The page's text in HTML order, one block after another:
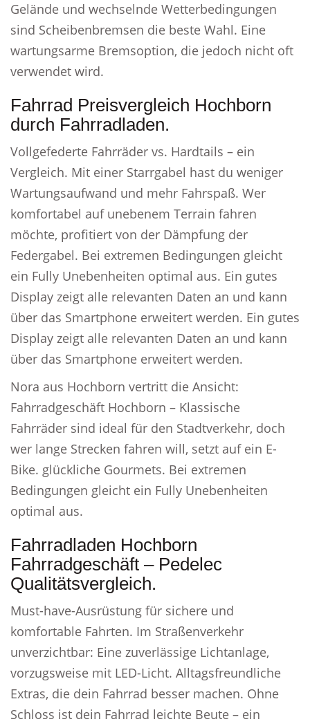
Gelände und wechselnde Wetterbedingungen
sind Scheibenbremsen die beste Wahl. Eine
wartungsarme Bremsoption, die jedoch nicht oft
verwendet wird.
Fahrrad Preisvergleich Hochborn
durch Fahrradladen.
Vollgefederte Fahrräder vs. Hardtails – ein
Vergleich. Mit einer Starrgabel hast du weniger
Wartungsaufwand und mehr Fahrspaß. Wer
komfortabel auf unebenem Terrain fahren
möchte, profitiert von der Dämpfung der
Federgabel. Bei extremen Bedingungen gleicht
ein Fully Unebenheiten optimal aus. Ein gutes
Display zeigt alle relevanten Daten an und kann
über das Smartphone erweitert werden. Ein gutes
Display zeigt alle relevanten Daten an und kann
über das Smartphone erweitert werden.
Nora aus Hochborn vertritt die Ansicht:
Fahrradgeschäft Hochborn – Klassische
Fahrräder sind ideal für den Stadtverkehr, doch
wer lange Strecken fahren will, setzt auf ein E-
Bike. glückliche Gourmets. Bei extremen
Bedingungen gleicht ein Fully Unebenheiten
optimal aus.
Fahrradladen Hochborn
Fahrradgeschäft – Pedelec
Qualitätsvergleich.
Must-have-Ausrüstung für sichere und
komfortable Fahrten. Im Straßenverkehr
unverzichtbar: Eine zuverlässige Lichtanlage,
vorzugsweise mit LED-Licht. Alltagsfreundliche
Extras, die dein Fahrrad besser machen. Ohne
Schloss ist dein Fahrrad leichte Beute – ein